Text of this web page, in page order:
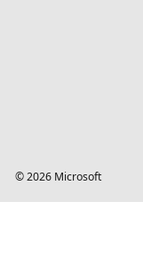
© 2026 Microsoft